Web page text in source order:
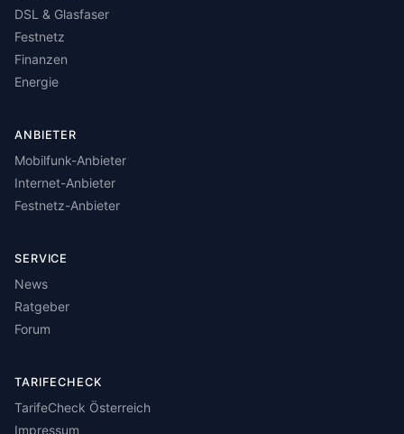
DSL & Glasfaser
Festnetz
Finanzen
Energie
ANBIETER
Mobilfunk-Anbieter
Internet-Anbieter
Festnetz-Anbieter
SERVICE
News
Ratgeber
Forum
TARIFECHECK
TarifeCheck Österreich
Impressum